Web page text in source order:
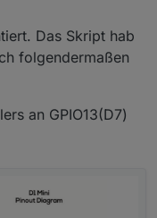
weiter helfen. Ich
Bausätze hier liegen
du keine Werte
etwas noch nicht. Du
Rohwerte anzeigen
Das Skript hab
folgendermaßen
an GPIO13(D7)